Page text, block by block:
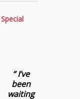
Special
“ I’ve
been
waiting